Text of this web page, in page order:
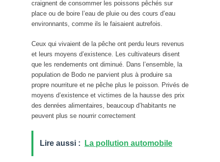
craignent de consommer les poissons pêchés sur
place ou de boire l’eau de pluie ou des cours d’eau
environnants, comme ils le faisaient autrefois.
Ceux qui vivaient de la pêche ont perdu leurs revenus
et leurs moyens d’existence. Les cultivateurs disent
que les rendements ont diminué. Dans l’ensemble, la
population de Bodo ne parvient plus à produire sa
propre nourriture et ne pêche plus le poisson. Privés de
moyens d’existence et victimes de la hausse des prix
des denrées alimentaires, beaucoup d’habitants ne
peuvent plus se nourrir correctement
Lire aussi : La pollution automobile